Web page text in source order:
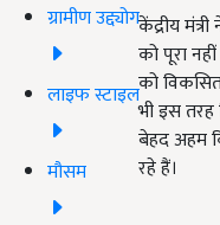
ग्रामीण उद्द्योग
लाइफ स्टाइल
मौसम
केंद्रीय
को पूरा
को
भी इस
बेहद अहम
रहे हैं।